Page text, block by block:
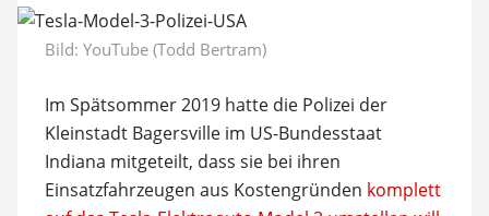
Bild: YouTube (Todd Bertram)
Im Spätsommer 2019 hatte die Polizei der
Kleinstadt Bagersville im US-Bundesstaat
Indiana mitgeteilt, dass sie bei ihren
Einsatzfahrzeugen aus Kostengründen komplett